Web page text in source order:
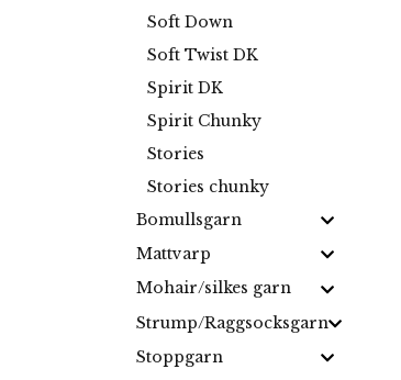
Soft Down
Soft Twist DK
Spirit DK
Spirit Chunky
Stories
Stories chunky
Bomullsgarn
Mattvarp
Mohair/silkes garn
Strump/Raggsocksgarn
Stoppgarn